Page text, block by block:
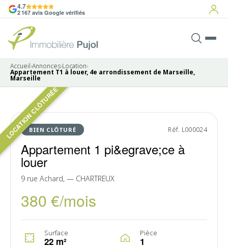
4.7
2 167 avis Google vérifiés
Accueil›Annonces›Location›
Appartement T1 à louer, 4e arrondissement de Marseille,
Marseille
LOCATION CLÔTURÉE
BIEN CLÔTURÉ Réf. L000024
Appartement 1 pi&egrave;ce à
louer
9 rue Achard, — CHARTREUX
380 €/mois
Surface
22 m²
Pièce
1
Pas de photo disponible
LOUÉ